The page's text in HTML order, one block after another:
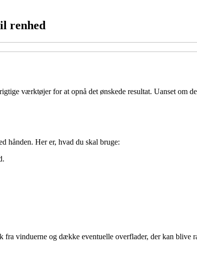
renhed
værktøjer for at opnå det ønskede resultat. Uanset om
hånden. Her er, hvad du skal bruge:
vinduerne og dække eventuelle overflader, der kan blive